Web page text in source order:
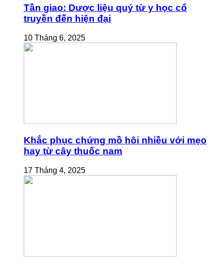
Tần giao: Dược liệu quý từ y học cổ
truyền đến hiện đại
10 Tháng 6, 2025
Khắc phục chứng mồ hôi nhiều với mẹo
hay từ cây thuốc nam
17 Tháng 4, 2025